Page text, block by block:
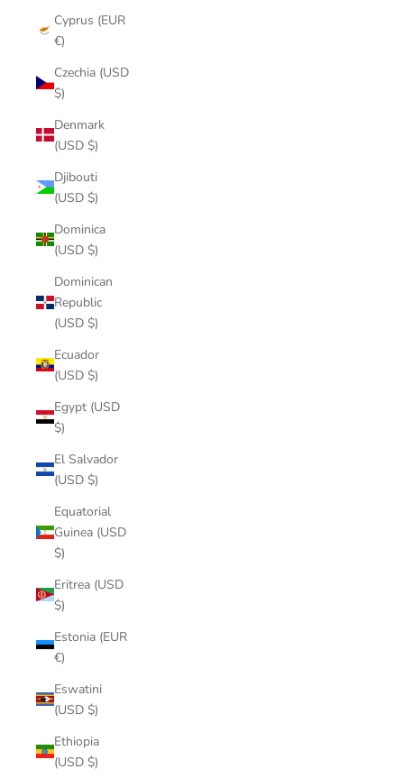
Cyprus (EUR
€)
Czechia (USD
$)
Denmark
(USD $)
Djibouti
(USD $)
Dominica
(USD $)
Dominican
Republic
(USD $)
Ecuador
(USD $)
Egypt (USD
$)
El Salvador
(USD $)
Equatorial
Guinea (USD
$)
Eritrea (USD
$)
Estonia (EUR
€)
Eswatini
(USD $)
Ethiopia
(USD $)